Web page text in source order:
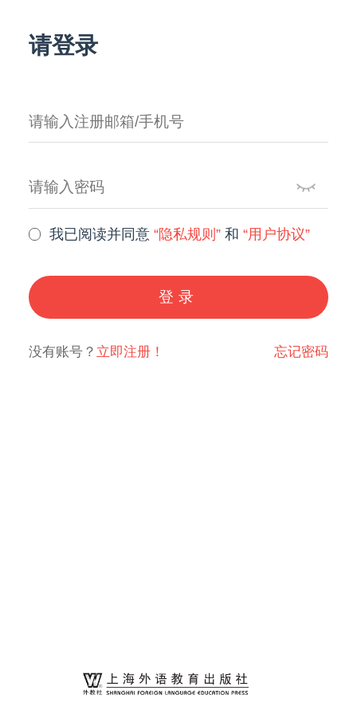
请登录
我已阅读并同意“隐私规则” 和“用户协议”
登录
没有账号？ 立即注册！ 忘记密码